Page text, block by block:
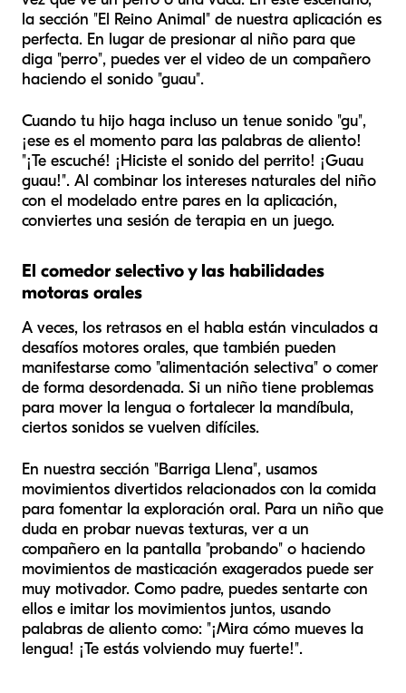
la sección "El Reino Animal" de nuestra aplicación es
perfecta. En lugar de presionar al niño para que
diga "perro", puedes ver el video de un compañero
haciendo el sonido "guau".
Cuando tu hijo haga incluso un tenue sonido "gu",
¡ese es el momento para las palabras de aliento!
"¡Te escuché! ¡Hiciste el sonido del perrito! ¡Guau
guau!". Al combinar los intereses naturales del niño
con el modelado entre pares en la aplicación,
conviertes una sesión de terapia en un juego.
El comedor selectivo y las habilidades
motoras orales
A veces, los retrasos en el habla están vinculados a
desafíos motores orales, que también pueden
manifestarse como "alimentación selectiva" o comer
de forma desordenada. Si un niño tiene problemas
para mover la lengua o fortalecer la mandíbula,
ciertos sonidos se vuelven difíciles.
En nuestra sección "Barriga Llena", usamos
movimientos divertidos relacionados con la comida
para fomentar la exploración oral. Para un niño que
duda en probar nuevas texturas, ver a un
compañero en la pantalla "probando" o haciendo
movimientos de masticación exagerados puede ser
muy motivador. Como padre, puedes sentarte con
ellos e imitar los movimientos juntos, usando
palabras de aliento como: "¡Mira cómo mueves la
lengua! ¡Te estás volviendo muy fuerte!".